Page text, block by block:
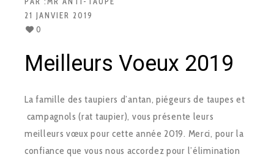
21 JANVIER 2019
0
Meilleurs Voeux 2019
La famille des taupiers d’antan, piégeurs de taupes et
campagnols (rat taupier), vous présente leurs
meilleurs vœux pour cette année 2019. Merci, pour la
confiance que vous nous accordez pour l’élimination